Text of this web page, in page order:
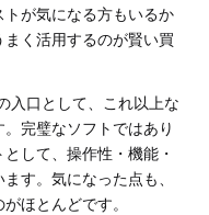
が気になる方もいるか
く活用するのが賢い買
入口として、これ以上な
完璧なソフトではあり
して、操作性・機能・
す。気になった点も、
ほとんどです。